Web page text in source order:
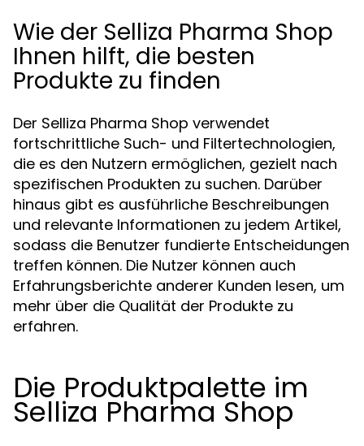
Wie der Selliza Pharma Shop
Ihnen hilft, die besten
Produkte zu finden
Der Selliza Pharma Shop verwendet
fortschrittliche Such- und Filtertechnologien,
die es den Nutzern ermöglichen, gezielt nach
spezifischen Produkten zu suchen. Darüber
hinaus gibt es ausführliche Beschreibungen
und relevante Informationen zu jedem Artikel,
sodass die Benutzer fundierte Entscheidungen
treffen können. Die Nutzer können auch
Erfahrungsberichte anderer Kunden lesen, um
mehr über die Qualität der Produkte zu
erfahren.
Die Produktpalette im
Selliza Pharma Shop